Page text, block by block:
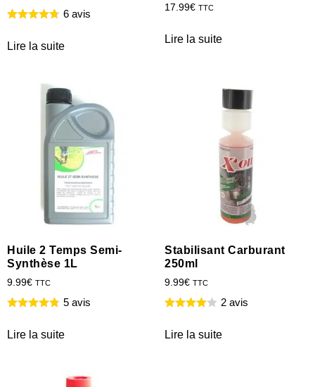
6 avis
Lire la suite
17.99€ TTC
Lire la suite
Huile 2 Temps Semi-
Synthèse 1L
9.99€ TTC
5 avis
Lire la suite
Stabilisant Carburant
250ml
9.99€ TTC
2 avis
Lire la suite